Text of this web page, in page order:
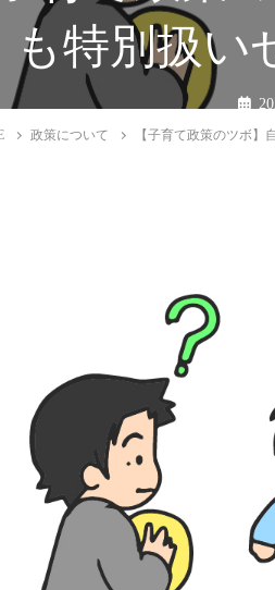
も特別扱い
政策について 【子育て政策のツボ